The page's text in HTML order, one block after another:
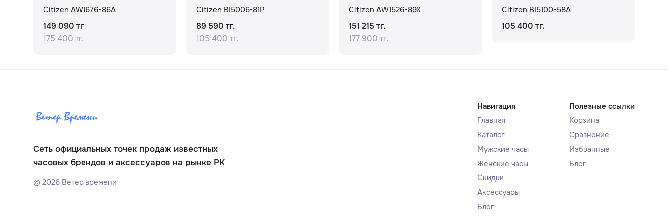
Citizen AW1676-86A
149 090 тг.
175 400 тг.
Citizen BI5006-81P
89 590 тг.
105 400 тг.
Citizen AW1526-89X
151 215 тг.
177 900 тг.
Citizen BI5100-58A
105 400 тг.
Сеть официальных точек продаж известных
часовых брендов и аксессуаров на рынке РК
©2026 Ветер времени
Навигация
Главная
Каталог
Мужские часы
Женские часы
Скидки
Аксессуары
Блог
Полезные ссылки
Корзина
Сравнение
Избранные
Блог